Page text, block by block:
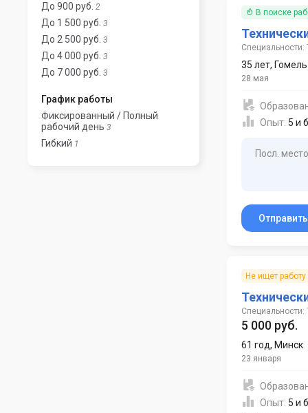
До 900 руб. 2
До 1 500 руб. 3
До 2 500 руб. 3
До 4 000 руб. 3
До 7 000 руб. 3
График работы
Фиксированный / Полный
рабочий день 3
Гибкий 1
В поиске
Специальности:
35 лет, Гомель
28 мая
Опыт: 5 и
Посл.
Не ищет работу
Специальности:
5 000 руб.
61 год, Минск
23 января
Опыт: 5 и